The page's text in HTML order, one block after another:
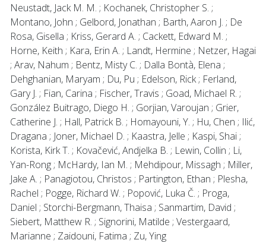
Neustadt, Jack M. M. ; Kochanek, Christopher S. ;
Montano, John ; Gelbord, Jonathan ; Barth, Aaron J. ; De
Rosa, Gisella ; Kriss, Gerard A. ; Cackett, Edward M. ;
Horne, Keith ; Kara, Erin A. ; Landt, Hermine ; Netzer, Hagai
; Arav, Nahum ; Bentz, Misty C. ; Dalla Bontà, Elena ;
Dehghanian, Maryam ; Du, Pu ; Edelson, Rick ; Ferland,
Gary J. ; Fian, Carina ; Fischer, Travis ; Goad, Michael R. ;
González Buitrago, Diego H. ; Gorjian, Varoujan ; Grier,
Catherine J. ; Hall, Patrick B. ; Homayouni, Y. ; Hu, Chen ; Ilić,
Dragana ; Joner, Michael D. ; Kaastra, Jelle ; Kaspi, Shai ;
Korista, Kirk T. ; Kovačević, Andjelka B. ; Lewin, Collin ; Li,
Yan-Rong ; McHardy, Ian M. ; Mehdipour, Missagh ; Miller,
Jake A. ; Panagiotou, Christos ; Partington, Ethan ; Plesha,
Rachel ; Pogge, Richard W. ; Popović, Luka Č. ; Proga,
Daniel ; Storchi-Bergmann, Thaisa ; Sanmartim, David ;
Siebert, Matthew R. ; Signorini, Matilde ; Vestergaard,
Marianne ; Zaidouni, Fatima ; Zu, Ying